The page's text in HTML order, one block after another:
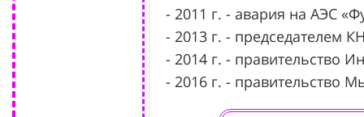
- 2011 г. - авария на АЭС
- 2013 г. - председателем
- 2014 г. - правительство
- 2016 г. - правительство